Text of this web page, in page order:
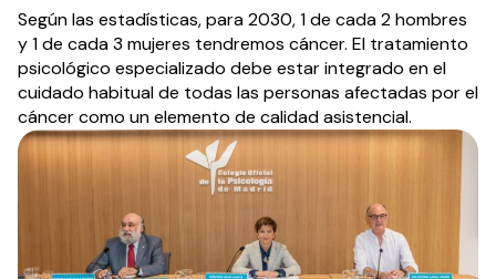
Según las estadísticas, para 2030, 1 de cada 2 hombres
y 1 de cada 3 mujeres tendremos cáncer. El tratamiento
psicológico especializado debe estar integrado en el
cuidado habitual de todas las personas afectadas por el
cáncer como un elemento de calidad asistencial.